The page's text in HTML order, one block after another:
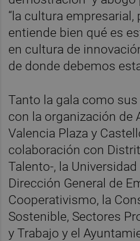
“la cultura
entiende bien qué es
en cultura de
de donde debemos
Tanto la gala como
con la organización de
Valencia Plaza y
colaboración con
Talento-, la
Dirección General de
Cooperativismo, la
Sostenible, Sectores
y Trabajo y el